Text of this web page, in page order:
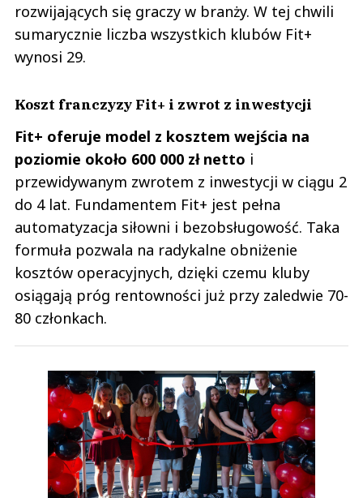
rozwijających się graczy w branży. W tej chwili
sumarycznie liczba wszystkich klubów Fit+
wynosi 29.
Koszt franczyzy Fit+ i zwrot z inwestycji
Fit+ oferuje model z kosztem wejścia na
poziomie około 600 000 zł netto i
przewidywanym zwrotem z inwestycji w ciągu 2
do 4 lat. Fundamentem Fit+ jest pełna
automatyzacja siłowni i bezobsługowość. Taka
formuła pozwala na radykalne obniżenie
kosztów operacyjnych, dzięki czemu kluby
osiągają próg rentowności już przy zaledwie 70-
80 członkach.